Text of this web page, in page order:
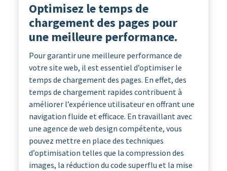
Optimisez le temps de
chargement des pages pour
une meilleure performance.
Pour garantir une meilleure performance de
votre site web, il est essentiel d’optimiser le
temps de chargement des pages. En effet, des
temps de chargement rapides contribuent à
améliorer l’expérience utilisateur en offrant une
navigation fluide et efficace. En travaillant avec
une agence de web design compétente, vous
pouvez mettre en place des techniques
d’optimisation telles que la compression des
images, la réduction du code superflu et la mise